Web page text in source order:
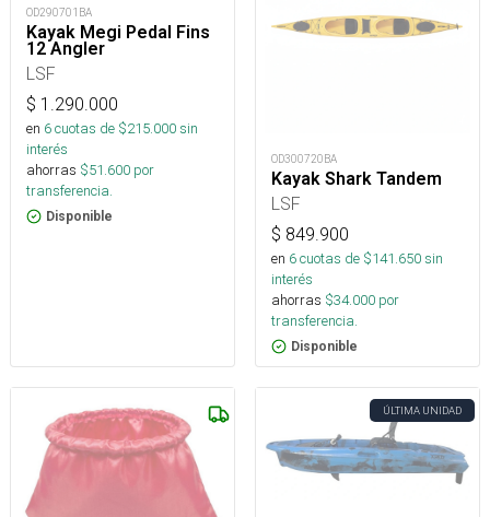
OD290701BA
Kayak Megi Pedal Fins
12 Angler
LSF
$ 1.290.000
en 6cuotas de $215.000sin
interés
ahorras $51.600 por
transferencia.
Disponible
OD300720BA
Kayak Shark Tandem
LSF
$ 849.900
en 6cuotas de $141.650sin
interés
ahorras $34.000 por
transferencia.
Disponible
ÚLTIMA UNIDAD